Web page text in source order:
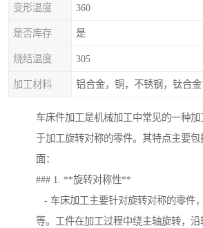
变形温度 360
是否库存 是
烧结温度 305
加工材料 铝合金，铜，不锈钢，钛合金
车床件加工是机械加工中常见的一种加
于加工旋转对称的零件。其特点主要
面：
### 1. **旋转对称性**
- 车床加工主要针对旋转对称的零件
等。工件在加工过程中绕主轴旋转，